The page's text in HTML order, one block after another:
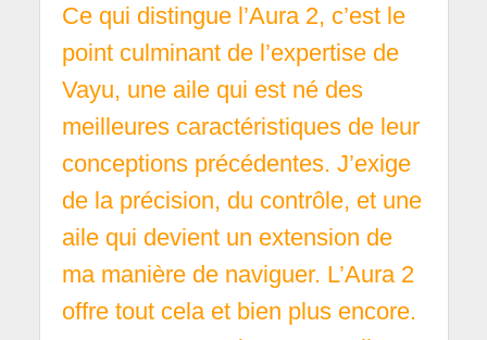
Ce qui distingue l’Aura 2, c’est le
point culminant de l’expertise de
Vayu, une aile qui est né des
meilleures caractéristiques de leur
conceptions précédentes. J’exige
de la précision, du contrôle, et une
aile qui devient un extension de
ma manière de naviguer. L’Aura 2
offre tout cela et bien plus encore.